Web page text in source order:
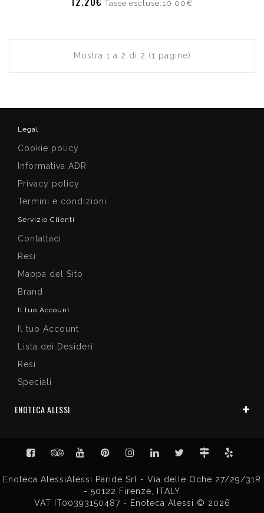
Tasse escluse:10.00€
Mostra 1 a 2 di 2 (1 pagine)
Legal
Cookie policy
Informativa ADR
Privacy policy
Termini e condizioni
Servizio Clienti
Contattaci
Resi
Mappa del Sito
Brand
Il tuo Account
Il tuo Account
Lista dei Desideri
Resi
Speciali
ENOTECA ALESSI
Enoteca AlessiAlessi Paride Srl - Via delle Oche 27/29/31R
- 50122 Firenze, ITALY
VAT IT00393150487 - Enoteca Alessi © 2026